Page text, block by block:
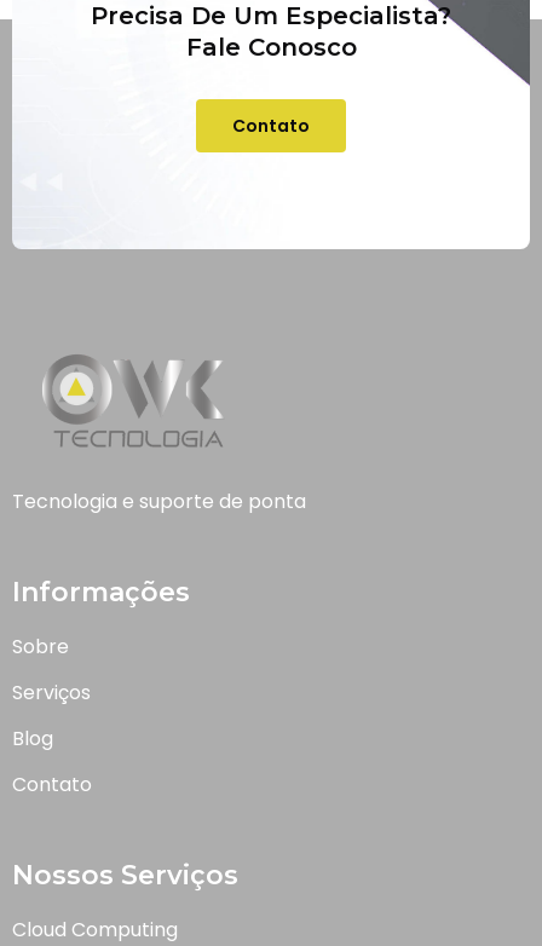
Precisa De Um Especialista?
Fale Conosco
Contato
Tecnologia e suporte de ponta
Informações
Sobre
Serviços
Blog
Contato
Nossos Serviços
Cloud Computing